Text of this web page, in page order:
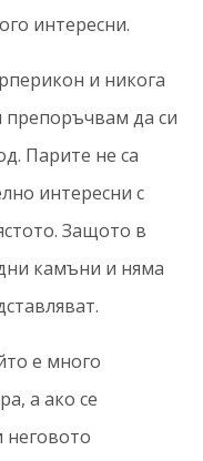
интересни.
и никога
препоръчвам да си
Парите не са
интересни с
Защото в
камъни и няма
е много
а ако се
неговото